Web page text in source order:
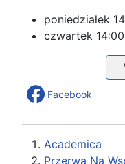
poniedziałek
czwartek
Facebook
Academica
Przerwa Na